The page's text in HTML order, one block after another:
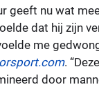
geeft nu wat
dat hij zijn
me
.
door